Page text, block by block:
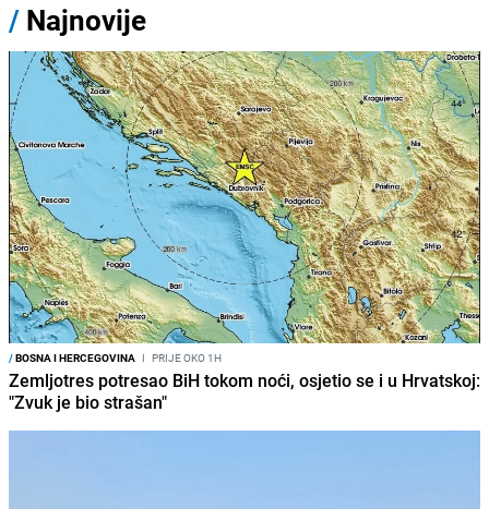
/ Najnovije
/BOSNA I HERCEGOVINA I PRIJE OKO 1H
Zemljotres potresao BiH tokom noći, osjetio se i u Hrvatskoj:
"Zvuk je bio strašan"